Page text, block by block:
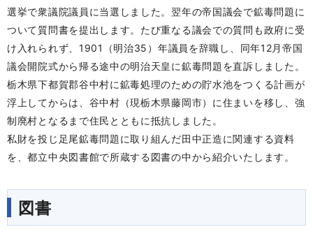
選挙で衆議院議員に当選しました。翌年の帝国議会で鉱毒問題に
ついて質問書を提出します。たび重なる議会での質問も政府に受
け入れられず、1901（明治35）年議員を辞職し、同年12月帝国
議会開院式から帰る途中の明治天皇に鉱毒問題を直訴しました。
栃木県下都賀郡谷中村に鉱毒処理のための貯水池をつくる計画が
浮上してからは、谷中村（現栃木県藤岡市）に住まいを移し、強
制廃村となるまで住民とともに抵抗しました。
私財を投じ足尾鉱毒問題に取り組んだ田中正造に関連する資料
を、都立中央図書館で所蔵する図書の中から紹介いたします。
図書